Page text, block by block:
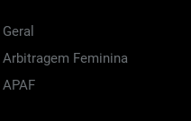
Geral
Arbitragem Feminina
APAF